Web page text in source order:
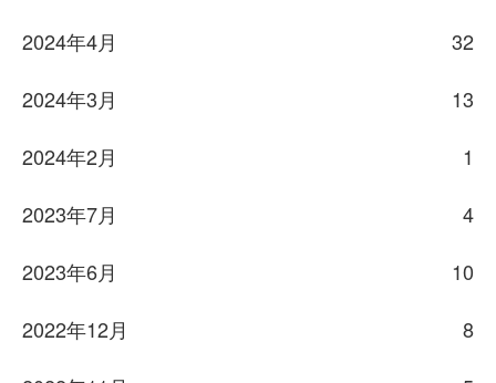
2024年4月
32
2024年3月
13
2024年2月
1
2023年7月
4
2023年6月
10
2022年12月
8